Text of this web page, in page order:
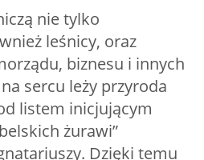
nie tylko
leśnicy, oraz
biznesu i innych
sercu leży przyroda
listem inicjującym
żurawi”
Dzięki temu